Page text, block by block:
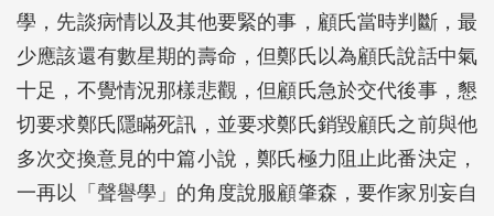
學，先談病情以及其他要緊的事，顧氏當時判斷，最
少應該還有數星期的壽命，但鄭氏以為顧氏說話中氣
十足，不覺情況那樣悲觀，但顧氏急於交代後事，懇
切要求鄭氏隱瞞死訊，並要求鄭氏銷毀顧氏之前與他
多次交換意見的中篇小說，鄭氏極力阻止此番決定，
一再以「聲譽學」的角度說服顧肇森，要作家別妄自